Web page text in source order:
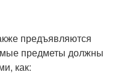
предъявляются
предметы должны
как: